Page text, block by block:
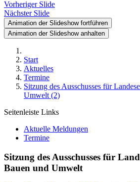
Vorheriger Slide
Nächster Slide
Animation der Slideshow fortführen
Animation der Slideshow anhalten
Start
Aktuelles
Termine
Sitzung des Ausschusses für
Umwelt (2)
Seitenleiste Links
Aktuelle Meldungen
Termine
Sitzung des Ausschusses für
Bauen und Umwelt